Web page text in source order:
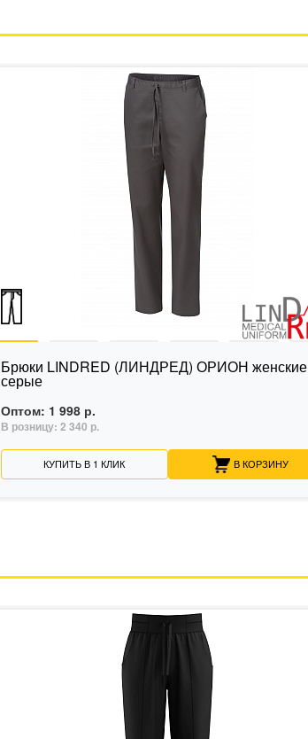
Брюки LINDRED (ЛИНДРЕД) ОРИОН женские
серые
Оптом: 1 998 р.
В розницу: 2 340 р.
КУПИТЬ В 1 КЛИК В КОРЗИНУ